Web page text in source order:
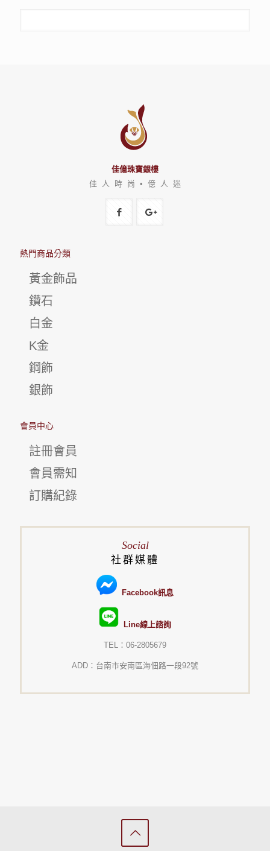
佳億珠寶銀樓
佳 人 時 尚 • 億 人 迷
熱門商品分類
黃金飾品
鑽石
白金
K金
鋼飾
銀飾
會員中心
註冊會員
會員需知
訂購紀錄
Social
社群媒體
Facebook訊息
Line線上諮詢
TEL：06-2805679
ADD：台南市安南區海佃路一段92號